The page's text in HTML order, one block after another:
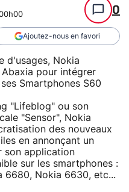
0
Ajoutez-nous en favori
d'usages, Nokia
pour intégrer
Smartphones S60
"Lifeblog" ou son
"Sensor", Nokia
des nouveaux
en annonçant un
son application
sur les smartphones :
6680, Nokia 6630, etc...